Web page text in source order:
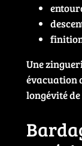
Une
évacuation
longévité